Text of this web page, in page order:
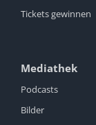
Tickets gewinnen
Mediathek
Podcasts
Bilder